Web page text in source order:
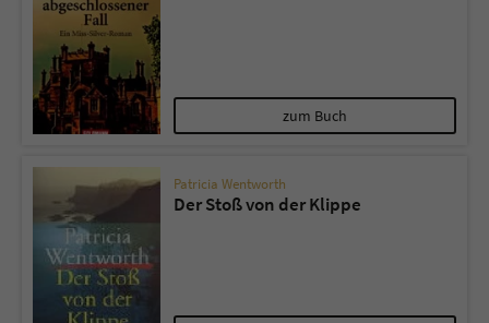
zum Buch
Patricia Wentworth
Der Stoß von der Klippe